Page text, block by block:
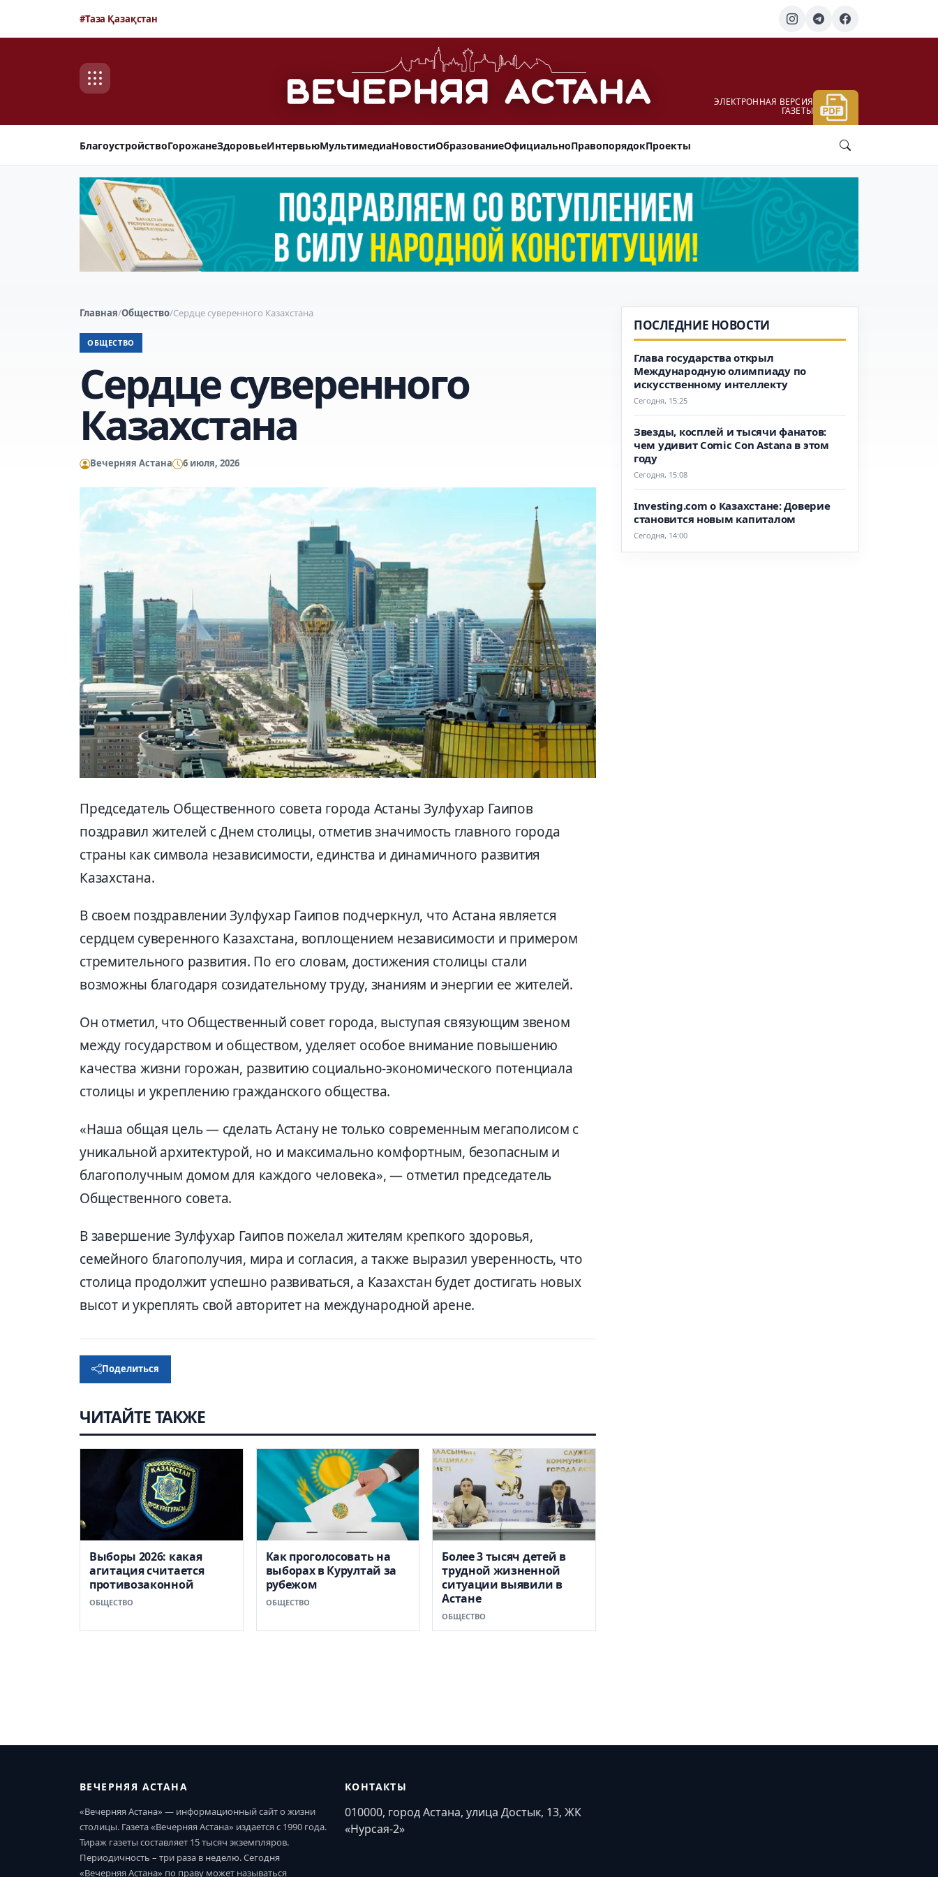
#Таза Қазақстан
ЭЛЕКТРОННАЯ ВЕРСИЯ
ГАЗЕТЫ
БлагоустройствоГорожанеЗдоровьеИнтервьюМультимедиаНовостиОбразованиеОфициальноПравопорядокПроекты
Главная/Общество/Сердце суверенного Казахстана
ОБЩЕСТВО
Сердце суверенного
Казахстана
Вечерняя Астана 6 июля, 2026
Председатель Общественного совета города Астаны Зулфухар Гаипов
поздравил жителей с Днем столицы, отметив значимость главного города
страны как символа независимости, единства и динамичного развития
Казахстана.
В своем поздравлении Зулфухар Гаипов подчеркнул, что Астана является
сердцем суверенного Казахстана, воплощением независимости и примером
стремительного развития. По его словам, достижения столицы стали
возможны благодаря созидательному труду, знаниям и энергии ее жителей.
Он отметил, что Общественный совет города, выступая связующим звеном
между государством и обществом, уделяет особое внимание повышению
качества жизни горожан, развитию социально-экономического потенциала
столицы и укреплению гражданского общества.
«Наша общая цель — сделать Астану не только современным мегаполисом с
уникальной архитектурой, но и максимально комфортным, безопасным и
благополучным домом для каждого человека», — отметил председатель
Общественного совета.
В завершение Зулфухар Гаипов пожелал жителям крепкого здоровья,
семейного благополучия, мира и согласия, а также выразил уверенность, что
столица продолжит успешно развиваться, а Казахстан будет достигать новых
высот и укреплять свой авторитет на международной арене.
Поделиться
ЧИТАЙТЕ ТАКЖЕ
Выборы 2026: какая
агитация считается
противозаконной
ОБЩЕСТВО
Как проголосовать на
выборах в Курултай за
рубежом
ОБЩЕСТВО
Более 3 тысяч детей в
трудной жизненной
ситуации выявили в
Астане
ОБЩЕСТВО
ПОСЛЕДНИЕ НОВОСТИ
Глава государства открыл
Международную олимпиаду по
искусственному интеллекту
Сегодня, 15:25
Звезды, косплей и тысячи фанатов:
чем удивит Comic Con Astana в этом
году
Сегодня, 15:08
Investing.com о Казахстане: Доверие
становится новым капиталом
Сегодня, 14:00
ВЕЧЕРНЯЯ АСТАНА
«Вечерняя Астана» — информационный сайт о жизни
столицы. Газета «Вечерняя Астана» издается с 1990 года.
Тираж газеты составляет 15 тысяч экземпляров.
Периодичность – три раза в неделю. Сегодня
«Вечерняя Астана» по праву может называться
КОНТАКТЫ
010000, город Астана, улица Достык, 13, ЖК
«Нурсая-2»